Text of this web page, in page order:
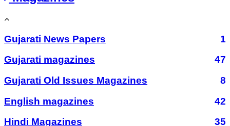
Gujarati News Papers
1
Gujarati magazines
47
Gujarati Old Issues Magazines
8
English magazines
42
Hindi Magazines
35